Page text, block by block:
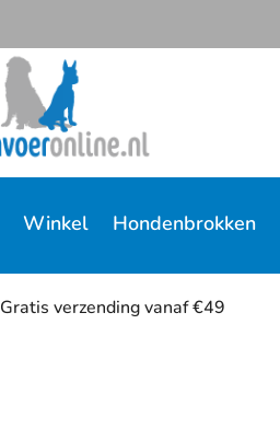
Winkel Hondenbrokken
Gratis verzending vanaf €49